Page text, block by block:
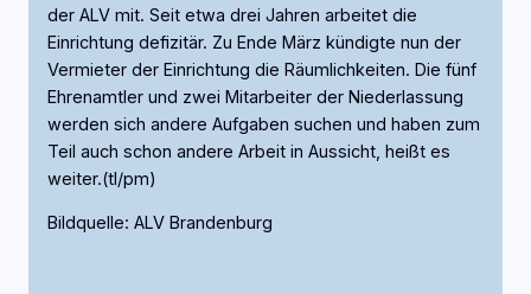
der ALV mit. Seit etwa drei Jahren arbeitet die
Einrichtung defizitär. Zu Ende März kündigte nun der
Vermieter der Einrichtung die Räumlichkeiten. Die fünf
Ehrenamtler und zwei Mitarbeiter der Niederlassung
werden sich andere Aufgaben suchen und haben zum
Teil auch schon andere Arbeit in Aussicht, heißt es
weiter.(tl/pm)
Bildquelle: ALV Brandenburg